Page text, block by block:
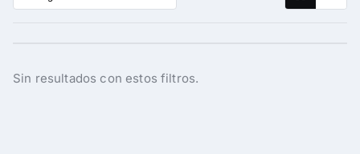
Sin resultados con estos filtros.